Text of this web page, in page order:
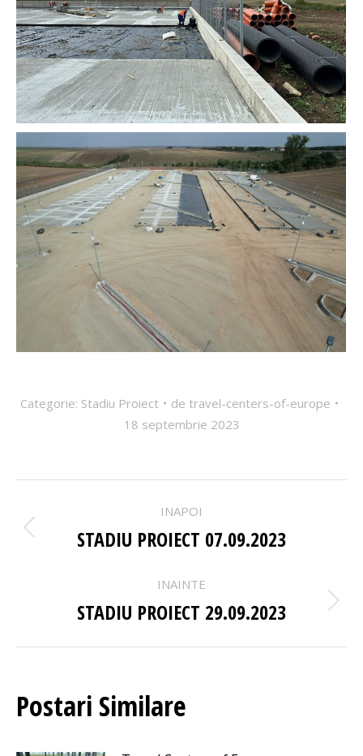
Categorie: Stadiu Proiect de travel-centers-of-europe
18 septembrie 2023
POST
NAVIGATION
INAPOI
Previous
STADIU PROIECT 07.09.2023
INAINTE
Urmatoarea
STADIU PROIECT 29.09.2023
Postari Similare